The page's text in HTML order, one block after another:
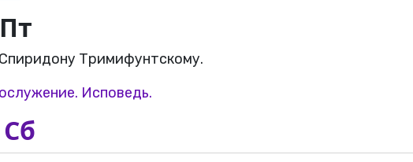
Тримифунтскому.
Исповедь.